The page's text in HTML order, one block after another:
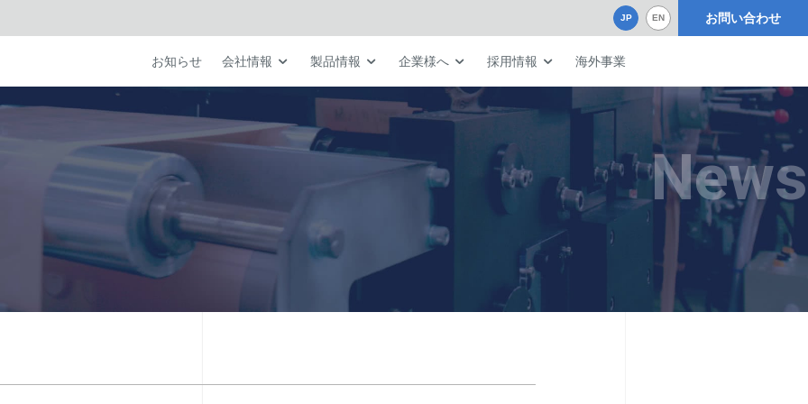
JP EN お問い合わせ
お知らせ 会社情報 製品情報 企業様へ 採用情報 海外事業